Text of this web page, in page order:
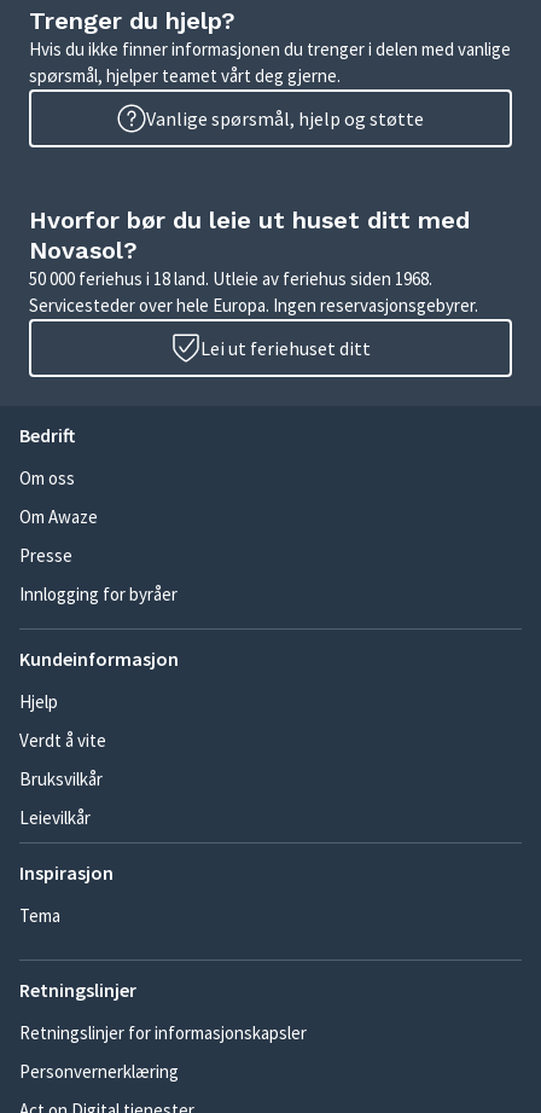
Trenger du hjelp?
Hvis du ikke finner informasjonen du trenger i delen med vanlige
spørsmål, hjelper teamet vårt deg gjerne.
Vanlige spørsmål, hjelp og støtte
Hvorfor bør du leie ut huset ditt med
Novasol?
50 000 feriehus i 18 land. Utleie av feriehus siden 1968.
Servicesteder over hele Europa. Ingen reservasjonsgebyrer.
Lei ut feriehuset ditt
Bedrift
Om oss
Om Awaze
Presse
Innlogging for byråer
Kundeinformasjon
Hjelp
Verdt å vite
Bruksvilkår
Leievilkår
Inspirasjon
Tema
Retningslinjer
Retningslinjer for informasjonskapsler
Personvernerklæring